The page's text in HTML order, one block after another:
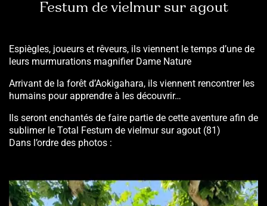
Festum de vielmur sur agout
Espiègles, joueurs et rêveurs, ils viennent le temps d’une de
leurs murmurations magnifier Dame Nature
Arrivant de la forêt d’Aokigahara, ils viennent rencontrer les
humains pour apprendre à les découvrir…
Ils seront enchantés de faire partie de cette aventure afin de
sublimer le Total Festum de vielmur sur agout (81)
Dans l’ordre des photos :